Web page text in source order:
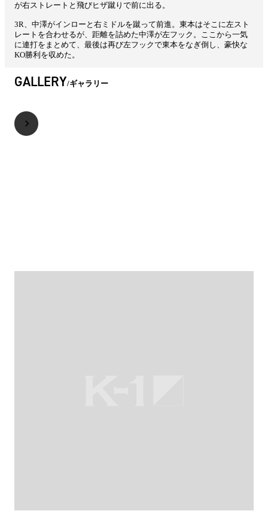
が右ストレートと飛びヒザ蹴りで前に出る。
3R、中澤がインローと右ミドルを蹴って前進。東本はそこに左スト
レートを合わせるが、距離を詰めた中澤が左フック。ここから一気
に連打をまとめて、最後は再び左フックで東本をなぎ倒し、豪快な
KO勝利を収めた。
GALLERY ギャラリー